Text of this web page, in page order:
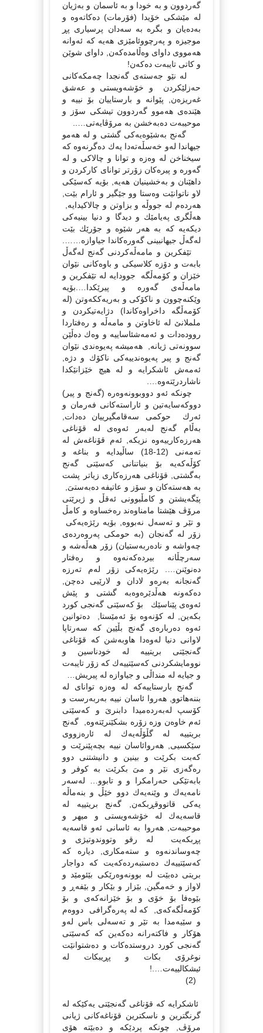
گەردوون و بە خودا و بە ئاسمان و بەژیان
لە مێشكى خۆیدا (فۆرمات) دەكاتەوە و
بەدەیان و بگرە بە سەدان پرسیارى پڕ
موجیزە و پەرچووئامێزى هەیە كە ئەوانە
هەمووى داواى وەڵامدەكەن, داواى شوێن
و كاتى تایبەت دەكەن!
لە نێو جەستەى گەنجدا چەمكەكانى
حەزلێكردن و خۆشەویستى و عەشق
غەریزەن, پێوانە و بارستاییان بۆ نییە و
هێندەى هەموو گەردوون تیشكى سۆز و
موحیبەت دەبەخشن بە مرۆڤایەتى…..
گەنج بەشێوەیەكى گشتى و لە هەمو
جیهاندا لەو خەسڵەتەدا یەك دەگرنەوە كە
سیخناخن لە وەزە و توانا و چالاكى و لە
گەورە و پیرەكان زۆرتر تواناى كاركردن و
داهێنان و بەخشینیان هەیە, بۆیە كەسێكى
لاو ناتوانێت وەستا وو جێگیر و ئارام بێت,
هەردەم لە جووڵە و بزاوتن و چالاكیدایە,
هەڵگرى پەیامێك و دیدگا و دنیا بینیەكى
دیكەیە كە بە هەر شێوە و جۆرێك بێت
لەگەڵ جیهانبینى گەورەكاندا جیاوازە…….
تێفكرین و مامەڵەكردنى گەنج لەگەڵ
بابەت و دۆزە كلاسیكى و باوەكانى نێوان
خێزان و كۆمەڵگە جوودایە لە تێفكرین و
مامەڵەى گەورە و پیرێكدا….بۆیە
وێكنەچوون و ناكۆكى و بەریەككەوتن (لە
كۆمەڵگە داخراوەكاندا) دژایەتیكردن و
ململانێ لە ئاخاوتن و مامەڵە و رەفتاردا
روودەدات و ئەمەشئاساییە و وەك دەڵێن
سوونەتى ژیانە, هەمیشە پەیوەندى نێوان
گەنج و پیر پەیوەندییەكى ناكۆك و دژە,
ئەمەش ئاشكرایە و لە هیچ خێزانێكدا
ناشاردرێتەوە….
چونكە ئەو دووبوونەوەرە (گەنج و پیر)
دووكەسایەتین و ئاراستەكانى فەرمان و
ئەرك حوكمى سەقامگیرییان دەدات,
بەڵام گەنج لەبەر ئەوەى لە قۆناغى
هەرزەكارییەوە نزیكە, ئەم قۆناغەش لە
تەمەنى (12-18) ساڵیدایە و بناغە و
كۆڵەكەیە بۆ بنیاتنانى كەسێتى گەنج
بەگشتى, قۆناغى هەرزەكارى زیاتر پشت
بە هەستەكان و سۆز و عاتیفە دەبەستىَ,
پێگەیشتن و كامڵبوونى ئەقڵ و ژیرێتى
مرۆڤ هێشتا مامناوەند رەخساوە و كامڵ
و تێر و تەسەل نەبووە, بۆیە رێژەیەكى
زۆر لە گەنجان (بە حومكى پەروەردەى
چەواشە و نادەربەستیان) زۆر هەڵەشە و
سەرچڵانە بیردەكەنەوە و رەفتار
دەنوێنن…. رێژەیەكى زۆر لەم تەرزە
گەنجانە بەرەو لادان و لارێیی دەچن,
دەكەونە هەڵدێرەوەبە گشتى و پێش
ئەوەى پێناسێك بۆ كەسێتى گەنجى كورد
بكەین, لە كۆنەوە بۆ ئەمێستا, دەتوانین
ئەوە دەربارەى گەنج بڵێین كە سەرتاپا
لاوانى دنیا لەوەدا هاوبەشن كە قۆناغى
گەنجێتى بریتییە لە خودناسین و
نوومایشكردنى كەسێتییەك كە زۆر تایبەت
و جیایە لە منداڵى و جیاوازە لە پیریش…
گەنج بارستاییەكە لە وەزە تواناى لە
بننەهاتوو, هەروا ئاسان نییە بەربەرست و
كۆسپ لەبەردەمیدا دابنرىَ و كەسێتى
ئەم خاوەن وزە زۆرە بشكێنرێتەوە, گەنج
بریتییە لە گڵۆڵەیەك لە ئارەزووى
سێكسیى, هەروائاسان نییە بچەپێنرێت و
كەبت بكرێت و بینین و دانیشتنى دوو
رەگەزى نێر و مىَ بكرێت بە كوفر و
بابەتێكى حەرامكرا و و تابوو… لەسەر
نامەیەك و وێنەیەك دوو خێڵ و بنەماڵە
یەكى قاتووقڕبكەن, گەنج بریتییە لە
قاسەیەك لە خۆشەویستى و میهر و
موحیبەت, هەروا بە ئاسانى ئەو قاسەیە
پڕبكەیت لە رقو وتووندوتیژى و
چەوساندنەوە و ستەمكارى, دیارە كە
كەسێتییەك دەستبەردەكەیت كە دواجار
بریتى دەبێت لە بوونەوەرێكى بێئومێد و
لاواز و خەمگین, بێزار و بێكار و بێفەڕ و
بێوەفا بۆ خۆى و بۆ خێزانەكەى و بۆ
كۆمەڵگەكەى, كە لە پەرەگرافى دووەم
و سێیەمدا بە تێر و تەسەلى باس لەو
هۆكار و فاكتەرانە دەكەین كە كەسێتى
گەنجى كورد دروستدەكات و دەشتوانێت
نوغرۆى بكات و پڕیبكات لە
ئیشكالییەت….!
(2)
ئاشكرایە كە قۆناغى گەنجێتى یەكێكە لە
گرنگترین و ناسكترین قۆناغەكانى ژیانى
مرۆڤ, چونكە پردێكە و دەبێتە هۆى